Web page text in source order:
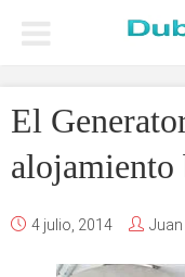
El
alojamiento
4 julio, 2014